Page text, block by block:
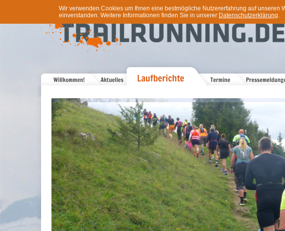
Wir verwenden Cookies um Ihnen eine bestmögliche Nutzererfahrung auf
einverstanden. Weitere Informationen finden Sie in unserer Datenschutzerklärung.